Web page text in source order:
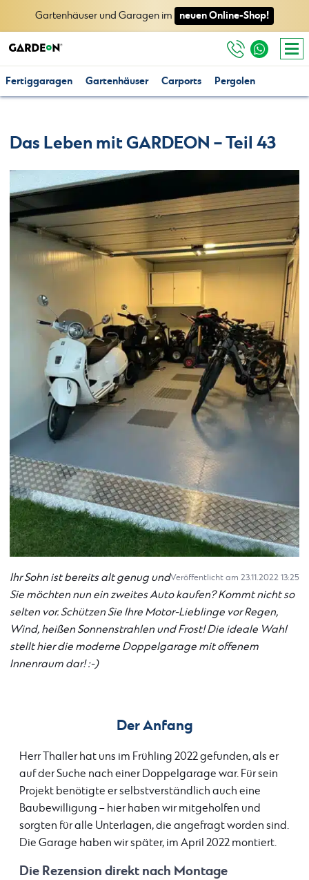
Gartenhäuser und Garagen im neuen Online-Shop!
Fertiggaragen Gartenhäuser Carports Pergolen
Das Leben mit GARDEON – Teil 43
Veröffentlicht am 23.11.2022 13:25
Ihr Sohn ist bereits alt genug und
Sie möchten nun ein zweites Auto kaufen? Kommt nicht so
selten vor. Schützen Sie Ihre Motor-Lieblinge vor Regen,
Wind, heißen Sonnenstrahlen und Frost! Die ideale Wahl
stellt hier die moderne Doppelgarage mit offenem
Innenraum dar! :-)
Der Anfang
Herr Thaller hat uns im Frühling 2022 gefunden, als er
auf der Suche nach einer Doppelgarage war. Für sein
Projekt benötigte er selbstverständlich auch eine
Baubewilligung – hier haben wir mitgeholfen und
sorgten für alle Unterlagen, die angefragt worden sind.
Die Garage haben wir später, im April 2022 montiert.
Die Rezension direkt nach Montage